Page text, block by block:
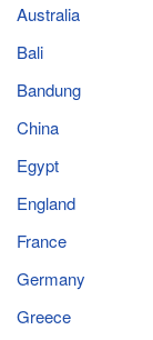
Australia
Bali
Bandung
China
Egypt
England
France
Germany
Greece